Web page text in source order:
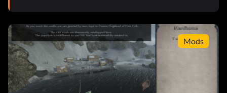
Mods